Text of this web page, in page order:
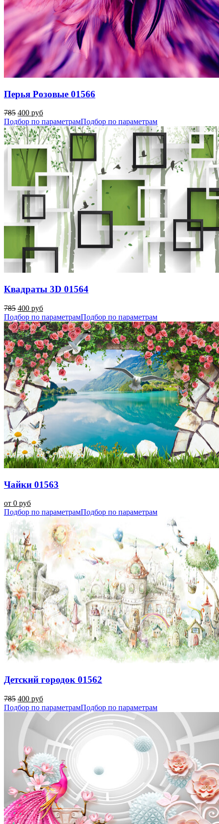
Перья Розовые 01566
785 400 руб
Подбор по параметрамПодбор по параметрам
Квадраты 3D 01564
785 400 руб
Подбор по параметрамПодбор по параметрам
Чайки 01563
от 0 руб
Подбор по параметрамПодбор по параметрам
Детский городок 01562
785 400 руб
Подбор по параметрамПодбор по параметрам